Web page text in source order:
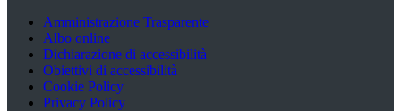
Amministrazione Trasparente
Albo online
Dichiarazione di accessibilità
Obiettivi di accessibilità
Cookie Policy
Privacy Policy